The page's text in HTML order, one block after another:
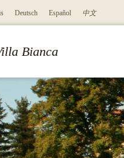
Deutsch Español 中文
Bianca